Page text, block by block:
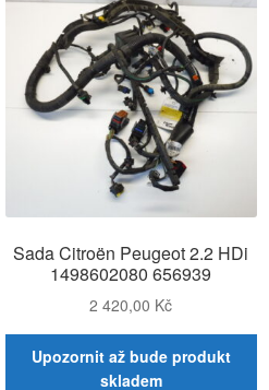
Sada Citroën Peugeot 2.2 HDi
1498602080 656939
2 420,00 Kč
Upozornit až bude produkt
skladem